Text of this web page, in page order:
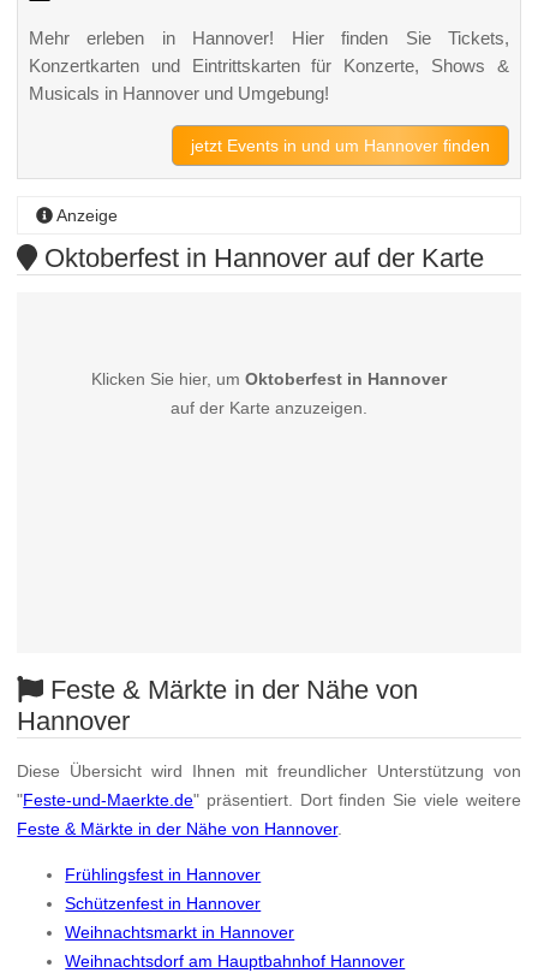
Mehr erleben in Hannover! Hier finden Sie Tickets,
Konzertkarten und Eintrittskarten für Konzerte, Shows &
Musicals in Hannover und Umgebung!
jetzt Events in und um Hannover finden
Anzeige
Oktoberfest in Hannover auf der Karte
Klicken Sie hier, um Oktoberfest in Hannover
auf der Karte anzuzeigen.
Feste & Märkte in der Nähe von
Hannover
Diese Übersicht wird Ihnen mit freundlicher Unterstützung von
"Feste-und-Maerkte.de" präsentiert. Dort finden Sie viele weitere
Feste & Märkte in der Nähe von Hannover.
Frühlingsfest in Hannover
Schützenfest in Hannover
Weihnachtsmarkt in Hannover
Weihnachtsdorf am Hauptbahnhof Hannover